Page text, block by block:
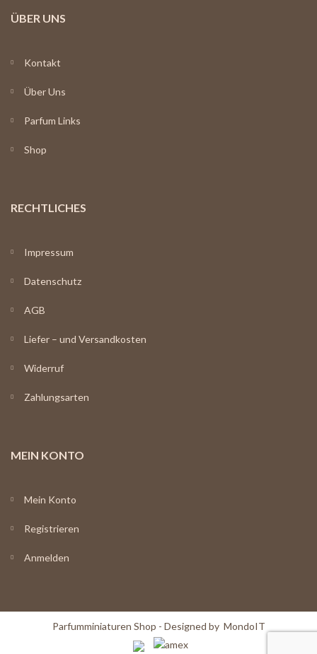
ÜBER UNS
Kontakt
Über Uns
Parfum Links
Shop
RECHTLICHES
Impressum
Datenschutz
AGB
Liefer – und Versandkosten
Widerruf
Zahlungsarten
MEIN KONTO
Mein Konto
Registrieren
Anmelden
Parfumminiaturen Shop - Designed by MondoIT